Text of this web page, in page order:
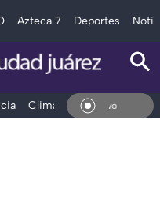
Azteca 7 Deportes
Clima Deportes En